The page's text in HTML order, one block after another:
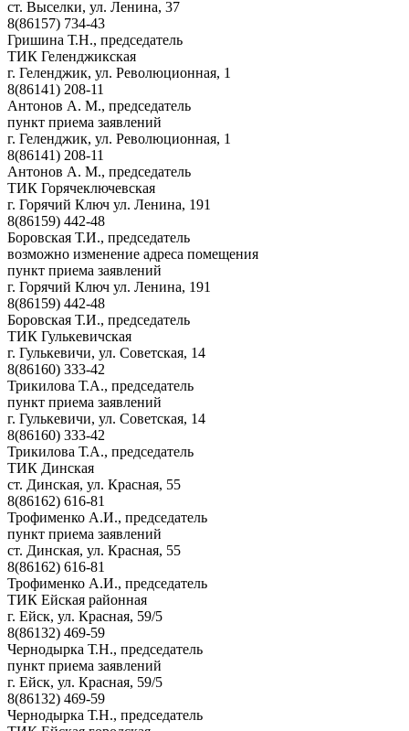
ст. Выселки, ул. Ленина, 37
8(86157) 734-43
Гришина Т.Н., председатель
ТИК Геленджикская
г. Геленджик, ул. Революционная, 1
8(86141) 208-11
Антонов А. М., председатель
пункт приема заявлений
г. Геленджик, ул. Революционная, 1
8(86141) 208-11
Антонов А. М., председатель
ТИК Горячеключевская
г. Горячий Ключ ул. Ленина, 191
8(86159) 442-48
Боровская Т.И., председатель
возможно изменение адреса помещения
пункт приема заявлений
г. Горячий Ключ ул. Ленина, 191
8(86159) 442-48
Боровская Т.И., председатель
ТИК Гулькевичская
г. Гулькевичи, ул. Советская, 14
8(86160) 333-42
Трикилова Т.А., председатель
пункт приема заявлений
г. Гулькевичи, ул. Советская, 14
8(86160) 333-42
Трикилова Т.А., председатель
ТИК Динская
ст. Динская, ул. Красная, 55
8(86162) 616-81
Трофименко А.И., председатель
пункт приема заявлений
ст. Динская, ул. Красная, 55
8(86162) 616-81
Трофименко А.И., председатель
ТИК Ейская районная
г. Ейск, ул. Красная, 59/5
8(86132) 469-59
Чернодырка Т.Н., председатель
пункт приема заявлений
г. Ейск, ул. Красная, 59/5
8(86132) 469-59
Чернодырка Т.Н., председатель